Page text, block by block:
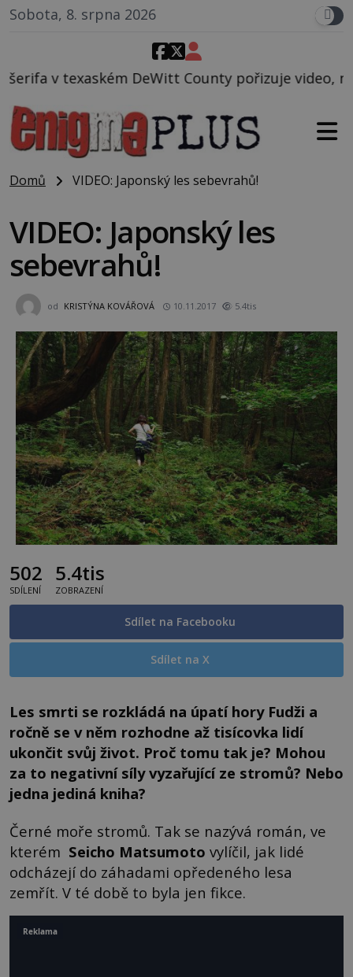
Sobota, 8. srpna 2026
County pořizuje video, na kterém před jeho
Domů VIDEO: Japonský les sebevrahů!
VIDEO: Japonský les
sebevrahů!
od KRISTÝNA KOVÁŘOVÁ 10.11.2017 5.4tis
502
SDÍLENÍ
5.4tis
ZOBRAZENÍ
Sdílet na Facebooku
Sdílet na X
Les smrti se rozkládá na úpatí hory Fudži a
ročně se v něm rozhodne až tisícovka lidí
ukončit svůj život. Proč tomu tak je? Mohou
za to negativní síly vyzařující ze stromů? Nebo
jedna jediná kniha?
Černé moře stromů. Tak se nazývá román, ve
kterém Seicho Matsumoto vylíčil, jak lidé
odcházejí do záhadami opředeného lesa
zemřít. V té době to byla jen fikce.
Reklama